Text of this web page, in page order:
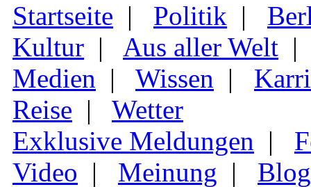
Startseite | Politik |
Kultur | Aus aller Welt
Medien | Wissen |
Reise | Wetter
Exklusive Meldungen |
Video | Meinung |